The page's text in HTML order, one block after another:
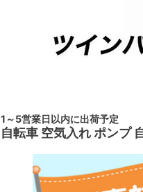
1～5営業日以内に出荷予定
自転車 空気入れ ポンプ